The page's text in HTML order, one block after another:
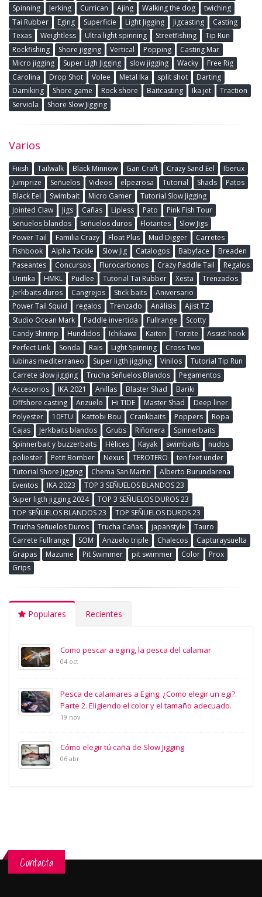
Spinning
Jerking Currican Ajing Walking the dog
twiching
Tai Rubber
Eging Superficie Light Jigging Jigcasting
Casting
Texas
Weightless Ultra light spinning Streetfishing
Tip Run
Rockfishing
Shore jigging Vertical Popping
Casting Mar
Micro jigging
Super Ligh Jigging slow jigging Wacky
Free Rig
Carolina
Drop Shot Volee Metal Ika split shot
Darting
Damikirig
Shore game Rock shore Baitcasting Ika jet
Traction
Serviola
Shore Slow Jigging
Varios
Fiiish Tailwalk Black Minnow Gan Craft Crazy Sand Eel
Iberux
Jumprize
Señuelos Videos elpezrosa Tutorial Shads
Patos
Black Eel
Swimbait Micro Gamer
Tutorial Slow Jigging
Jointed Claw
Jigs Cañas Lipless Pato
Pink Fish Tour
Señuelos blandos
Señuelos duros Flotantes
Slow Jigs
Power Tail
Familia Crazy Float Plus Mud Digger
Carretes
Fishbook
Alpha Tackle Slow Jig Catalogos Babyface
Breaden
Paseantes
Concursos Flurocarbonos Crazy Paddle Tail
Regalos
Unitika
HMKL Pudlee Tutorial Tai Rubber Xesta
Trenzados
Jerkbaits duros
Cangrejos Stick baits
Aniversario
Power Tail Squid
regalos Trenzado Análisis
Ajist TZ
Studio Ocean Mark
Paddle invertida Fullrange
Scotty
Candy Shrimp
Hundidos Ichikawa Kaiten Torzite
Assist hook
Perfect Link
Sonda Rais Light Spinning
Cross Two
lubinas mediterraneo
Super ligth jigging Vinilos
Tutorial Tip Run
Carrete slow jigging
Trucha Señuelos Blandos
Pegamentos
Accesorios
IKA 2021 Anillas Blaster Shad
Bariki
Offshore casting
Anzuelo Hi TIDE Master Shad
Deep liner
Polyester
10FTU Kattobi Bou Crankbaits Poppers
Ropa
Cajas
Jerkbaits blandos Grubs Riñonera
Spinnerbaits
Spinnerbait y buzzerbaits
Hèlices Kayak swimbaits
nudos
poliester
Petit Bomber Nexus TEROTERO
ten feet under
Tutorial Shore Jigging
Chema San Martin
Alberto Burundarena
Eventos
IKA 2023
TOP 3 SEÑUELOS BLANDOS 23
Super ligth jigging 2024
TOP 3 SEÑUELOS DUROS 23
TOP SEÑUELOS BLANDOS 23
TOP SEÑUELOS DUROS 23
Trucha Señuelos Duros
Trucha Cañas japanstyle
Tauro
Carrete Fullrange
SOM Anzuelo triple Chalecos
Capturaysuelta
Grapas
Mazume Pit Swimmer pit swimmer Color
Prox
Grips
Populares Recientes
Como pescar a eging, la pesca del calamar
04 oct
Pesca de calamares a Eging: ¿Como elegir un egi?.
Parte 2. Eligiendo el color y el tamaño adecuado.
19 nov
Cómo elegir tú caña de Slow Jigging
06 abr
Contacta